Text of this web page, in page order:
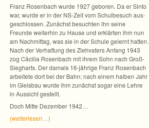
Franz Rosen­bach wurde 1927 gebo­ren. Da er Sinto
war, wurde er in der NS-Zeit vom Schul­be­such aus­
ge­schlos­sen. Zunächst besuch­ten ihn seine
Freunde wei­ter­hin zu Hause und erklär­ten ihm nun
am Nach­mit­tag, was sie in der Schule gelernt hat­ten.
Nach der Ver­haf­tung des Zieh­va­ters Anfang 1943
zog Cäci­lia Rosen­bach mit ihrem Sohn nach Groß-
Siegharts. Der damals 16-jährige Franz Rosen­bach
arbei­tete dort bei der Bahn; nach einem hal­ben Jahr
im Gleis­bau wurde ihm zunächst sogar eine Lehre
in Aus­sicht gestellt.
Doch Mitte Dezem­ber 1942…
(wei­ter­le­sen…)